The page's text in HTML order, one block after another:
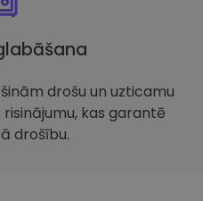
drošu un uzticamu
kas garantē
drošību.